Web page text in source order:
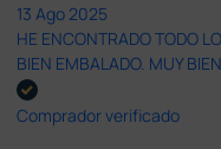
13 Ago 2025
HE ENCONTRADO TODO
BIEN EMBALADO. MUY
Comprador verificado